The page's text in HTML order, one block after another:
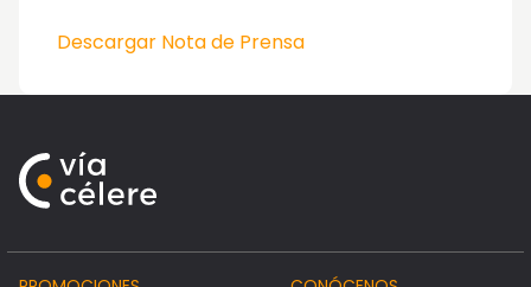
Descargar Nota de Prensa